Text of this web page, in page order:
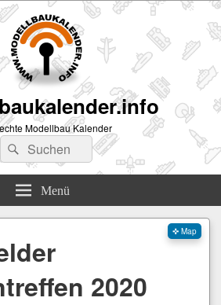
Modellbau Kalender
Suchen
nach:
Suchen
Menü
✜ Map
2020